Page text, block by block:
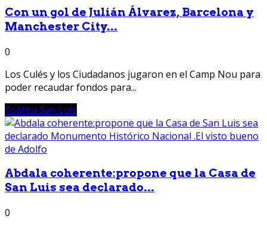
Con un gol de Julián Álvarez, Barcelona y
Manchester City...
0
Los Culés y los Ciudadanos jugaron en el Camp Nou para
poder recaudar fondos para...
Política San Luis
Abdala coherente:propone que la Casa de
San Luis sea declarado...
0